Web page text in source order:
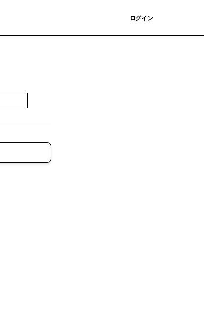
ログイン